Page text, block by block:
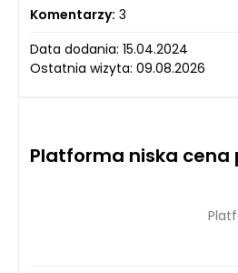
Komentarzy: 3
Data dodania: 15.04.2024
Ostatnia wizyta: 09.08.2026
Platforma niska cena